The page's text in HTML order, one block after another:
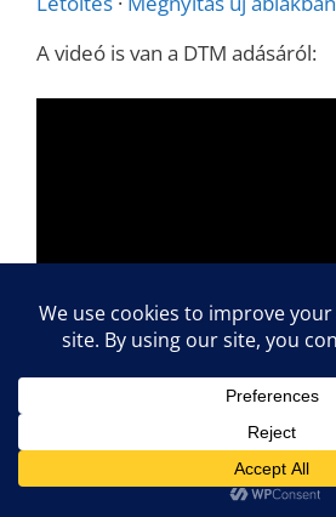
A videó is van a DTM adásáról: